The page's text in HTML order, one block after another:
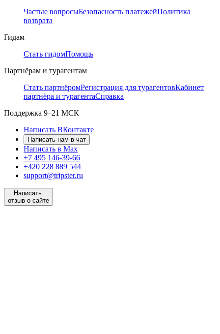
Частые вопросыБезопасность платежейПолитика
возврата
Гидам
Стать гидомПомощь
Партнёрам и турагентам
Стать партнёромРегистрация для турагентовКабинет
партнёра и турагентаСправка
Поддержка 9–21 МСК
Написать ВКонтакте
Написать нам в чат
Написать в Max
+7 495 146-39-66
+420 228 889 544
support@tripster.ru
Написать
отзыв о сайте